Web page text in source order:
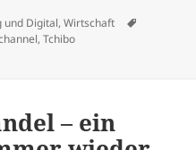
und Digital,Wirtschaft
,Tchibo
Multichannel – oder vom
– ein